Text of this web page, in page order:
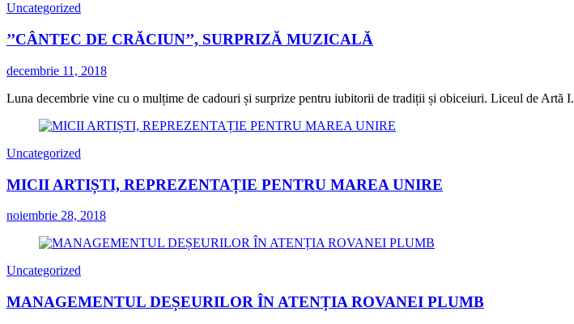
Uncategorized
’’CÂNTEC DE CRĂCIUN’’, SURPRIZĂ MUZICALĂ
decembrie 11, 2018
Luna decembrie vine cu o mulțime de cadouri și surprize pentru iubitorii de tradiții și obiceiuri. Liceul de Artă I.
Uncategorized
MICII ARTIȘTI, REPREZENTAȚIE PENTRU MAREA UNIRE
noiembrie 28, 2018
Uncategorized
MANAGEMENTUL DEȘEURILOR ÎN ATENȚIA ROVANEI PLUMB